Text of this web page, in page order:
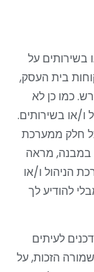
בשירותים על
בית העסק,
כמו כן לא
או בשירותים.
חלק ממערכת
במבנה, מראה
הניהול ו/או
להודיע לך
לעיתים
הזכות, על